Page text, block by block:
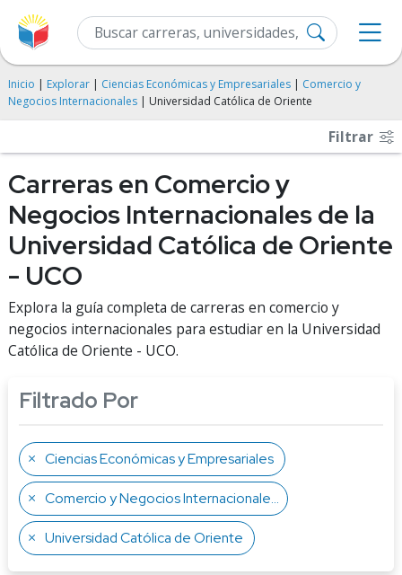
Inicio | Explorar | Ciencias Económicas y Empresariales | Comercio y
Negocios Internacionales | Universidad Católica de Oriente
Filtrar
Carreras en Comercio y
Negocios Internacionales de la
Universidad Católica de Oriente
- UCO
Explora la guía completa de carreras en comercio y
negocios internacionales para estudiar en la Universidad
Católica de Oriente - UCO.
Filtrado Por
Ciencias Económicas y Empresariales
Comercio y Negocios Internacionales
Universidad Católica de Oriente